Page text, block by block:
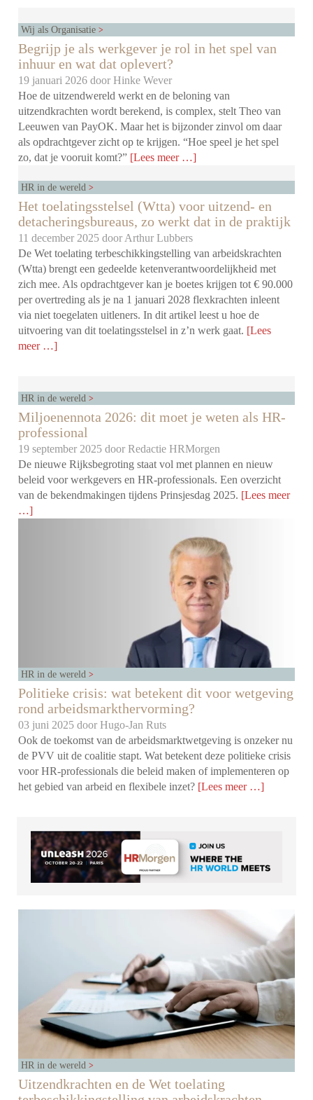
Wij als Organisatie
Begrijp je als werkgever je rol in het spel van
inhuur en wat dat oplevert?
19 januari 2026 doorHinke Wever
Hoe de uitzendwereld werkt en de beloning van
uitzendkrachten wordt berekend, is complex, stelt Theo van
Leeuwen van PayOK. Maar het is bijzonder zinvol om daar
als opdrachtgever zicht op te krijgen. “Hoe speel je het spel
zo, dat je vooruit komt?” [Lees meer …]
HR in de wereld
Het toelatingsstelsel (Wtta) voor uitzend- en
detacheringsbureaus, zo werkt dat in de praktijk
11 december 2025 door Arthur Lubbers
De Wet toelating terbeschikkingstelling van arbeidskrachten
(Wtta) brengt een gedeelde ketenverantwoordelijkheid met
zich mee. Als opdrachtgever kan je boetes krijgen tot € 90.000
per overtreding als je na 1 januari 2028 flexkrachten inleent
via niet toegelaten uitleners. In dit artikel leest u hoe de
uitvoering van dit toelatingsstelsel in z’n werk gaat. [Lees
meer …]
HR in de wereld
Miljoenennota 2026: dit moet je weten als HR-
professional
19 september 2025 doorRedactie HRMorgen
De nieuwe Rijksbegroting staat vol met plannen en nieuw
beleid voor werkgevers en HR-professionals. Een overzicht
van de bekendmakingen tijdens Prinsjesdag 2025. [Lees meer
…]
HR in de wereld
Politieke crisis: wat betekent dit voor wetgeving
rond arbeidsmarkthervorming?
03 juni 2025 doorHugo-Jan Ruts
Ook de toekomst van de arbeidsmarktwetgeving is onzeker nu
de PVV uit de coalitie stapt. Wat betekent deze politieke crisis
voor HR-professionals die beleid maken of implementeren op
het gebied van arbeid en flexibele inzet? [Lees meer …]
HR in de wereld
Uitzendkrachten en de Wet toelating